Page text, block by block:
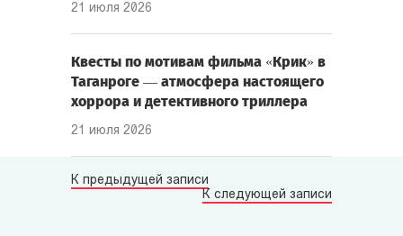
21 июля 2026
Квесты по мотивам фильма «Крик» в
Таганроге — атмосфера настоящего
хоррора и детективного триллера
21 июля 2026
К предыдущей записи
К следующей записи